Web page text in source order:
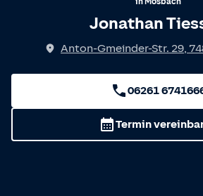
Jonathan
Anton-Gmeinder-Str. 29,
06261
Termin